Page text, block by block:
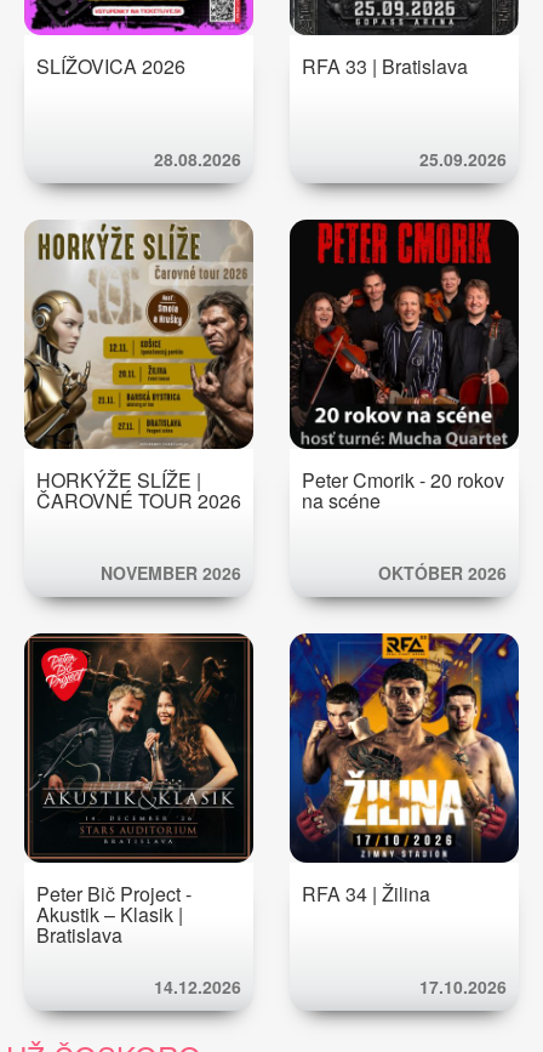
SLÍŽOVICA 2026
28.08.2026
RFA 33 | Bratislava
25.09.2026
HORKÝŽE SLÍŽE |
ČAROVNÉ TOUR 2026
NOVEMBER 2026
Peter Cmorik - 20 rokov
na scéne
OKTÓBER 2026
Peter Bič Project -
Akustik – Klasik |
Bratislava
14.12.2026
RFA 34 | Žilina
17.10.2026